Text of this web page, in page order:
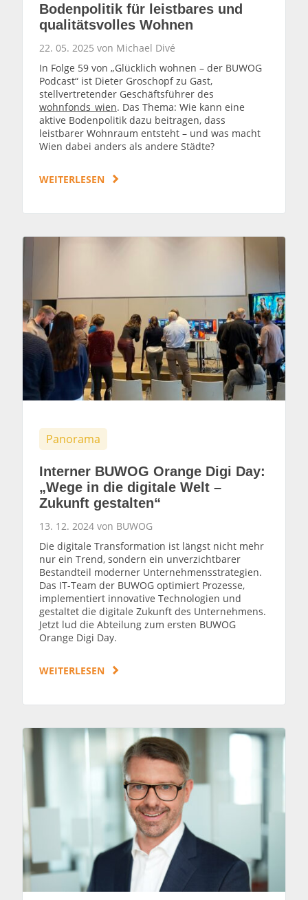
Bodenpolitik für leistbares und
qualitätsvolles Wohnen
22. 05. 2025 von Michael Divé
In Folge 59 von „Glücklich wohnen – der BUWOG
Podcast“ ist Dieter Groschopf zu Gast,
stellvertretender Geschäftsführer des
wohnfonds_wien. Das Thema: Wie kann eine
aktive Bodenpolitik dazu beitragen, dass
leistbarer Wohnraum entsteht – und was macht
Wien dabei anders als andere Städte?
WEITERLESEN
Panorama
Interner BUWOG Orange Digi Day:
„Wege in die digitale Welt –
Zukunft gestalten“
13. 12. 2024 von BUWOG
Die digitale Transformation ist längst nicht mehr
nur ein Trend, sondern ein unverzichtbarer
Bestandteil moderner Unternehmensstrategien.
Das IT-Team der BUWOG optimiert Prozesse,
implementiert innovative Technologien und
gestaltet die digitale Zukunft des Unternehmens.
Jetzt lud die Abteilung zum ersten BUWOG
Orange Digi Day.
WEITERLESEN